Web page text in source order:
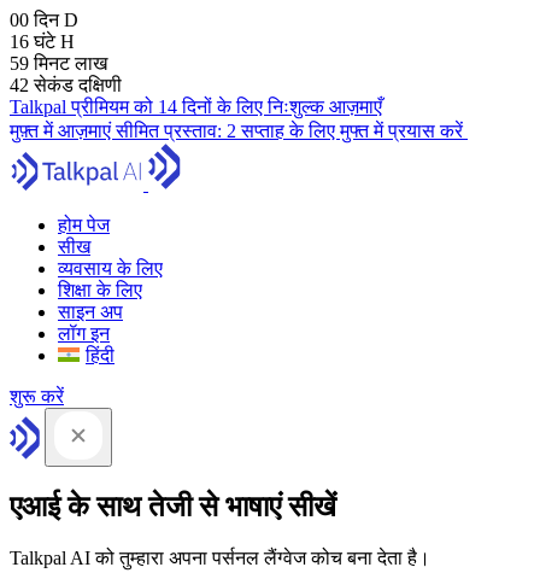
00 दिनD
16 घंटेH
59 मिनटलाख
41 सेकंडदक्षिणी
Talkpal प्रीमियम को 14 दिनों के लिए निःशुल्क आज़माएँ
मुफ़्त में आज़माएंसीमित प्रस्ताव: 2 सप्ताह के लिए मुफ्त में प्रयास करें
होम पेज
सीख
व्यवसाय के लिए
शिक्षा के लिए
साइन अप
लॉग इन
हिंदी
शुरू करें
एआई के साथ तेजी से भाषाएं सीखें
Talkpal AI को तुम्हारा अपना पर्सनल लैंग्वेज कोच बना देता है।